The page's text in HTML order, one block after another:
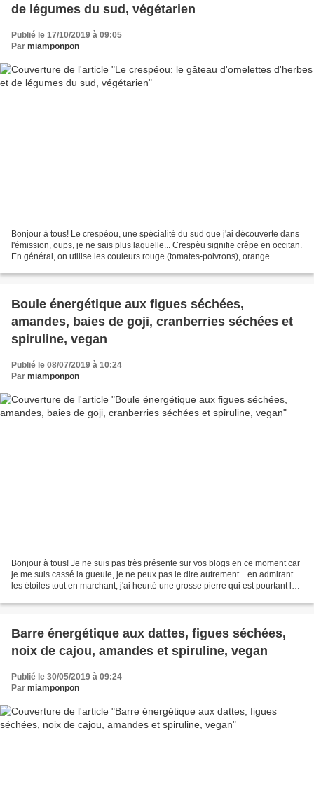
de légumes du sud, végétarien
Publié le 17/10/2019 à 09:05
Par miamponpon
Bonjour à tous! Le crespéou, une spécialité du sud que j'ai découverte dans
l'émission, oups, je ne sais plus laquelle... Crespèu signifie crêpe en occitan.
En général, on utilise les couleurs rouge (tomates-poivrons), orange
Boule énergétique aux figues séchées,
amandes, baies de goji, cranberries séchées et
spiruline, vegan
Publié le 08/07/2019 à 10:24
Par miamponpon
Bonjour à tous! Je ne suis pas très présente sur vos blogs en ce moment car
je me suis cassé la gueule, je ne peux pas le dire autrement... en admirant
les étoiles tout en marchant, j'ai heurté une grosse pierre qui est pourtant là
Barre énergétique aux dattes, figues séchées,
noix de cajou, amandes et spiruline, vegan
Publié le 30/05/2019 à 09:24
Par miamponpon